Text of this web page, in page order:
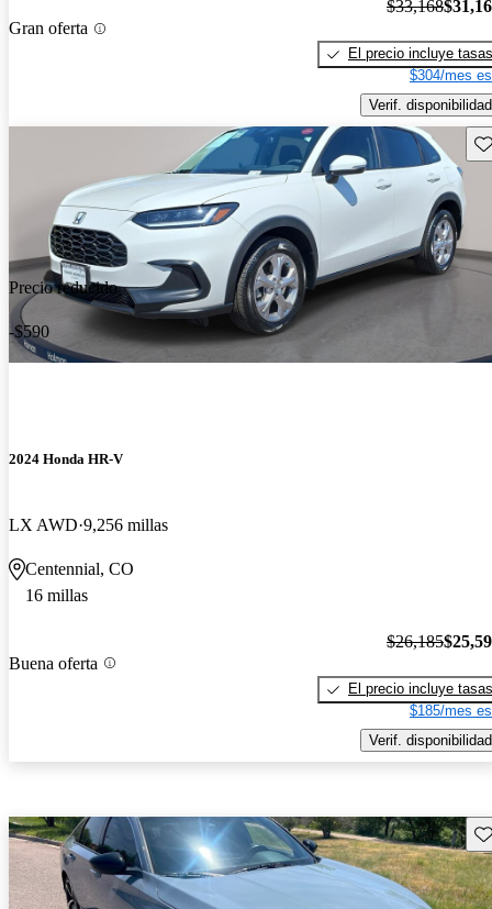
Gran oferta
$33,168
El precio incluye tasas
$304/mes
Verif. disponibilidad
Precio reducido
-$590
2024 Honda HR-V
LX AWD 9,256 millas
Centennial, CO
16 millas
Buena oferta
$26,185
El precio incluye tasas
$185/mes
Verif. disponibilidad